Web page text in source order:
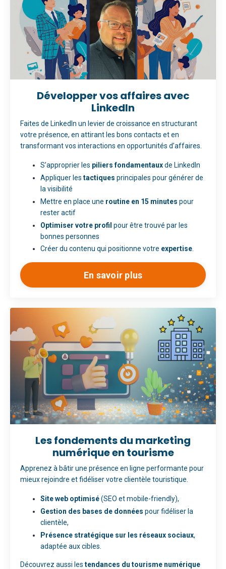
Développer vos affaires avec
LinkedIn
Faites de LinkedIn un levier de croissance en structurant
votre présence, en attirant les bons contacts et en
transformant vos interactions en opportunités d’affaires.
S’approprier les piliers fondamentauxde LinkedIn
Appliquer les tactiques principales pour générer de
la visibilité
Mettre en place une routine en 15 minutes pour
rester actif
Optimiser votre profil pour être trouvé par les
bonnes personnes
Créer du contenu qui positionne votre expertise.
En savoir plus
Les fondements du marketing
numérique en tourisme
Apprenez à bâtir une présence en ligne performante pour
mieux rejoindre et fidéliser votre clientèle touristique.
Site web optimisé(SEO et mobile-friendly),
Gestion des bases de données pour fidéliser la
clientèle,
Présence stratégique sur les réseaux sociaux,
adaptée aux cibles.
Découvrez aussi les tendances du tourisme numérique